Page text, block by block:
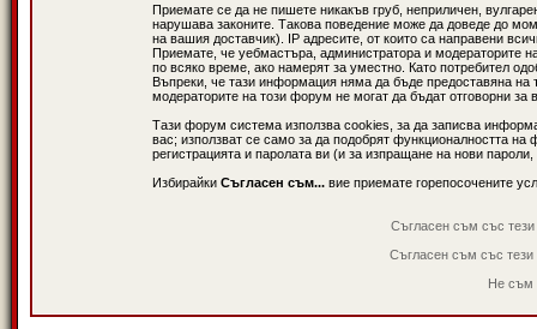
Приемате се да не пишете никакъв груб, неприличен,
нарушава законите. Такова поведение може да доведе до
на вашия доставчик). IP адресите, от които са направени
Приемате, че уебмастъра, администратора и модераторите
по всяко време, ако намерят за уместно. Като потребител
Въпреки, че тази информация няма да бъде предоставяна
модераторите на този форум не могат да бъдат отговорни за
Тази форум система използва cookies, за да записва
вас; използват се само за да подобрят функционалността
регистрацията и паролата ви (и за изпращане на нови
Избирайки Съгласен съм... вие приемате горепосочените
Съгласен съм със
Съгласен съм със
Не съм